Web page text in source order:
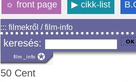
☼ front page ▶cikk-list
::: filmekről / film-info
keresés:
50 Cent